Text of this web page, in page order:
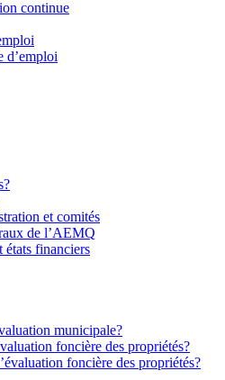
continue
d’emploi
et comités
de l’AEMQ
états financiers
municipale?
foncière des propriétés?
foncière des propriétés?